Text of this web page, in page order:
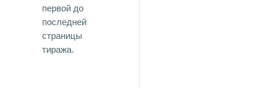
первой до
последней
страницы
тиража.